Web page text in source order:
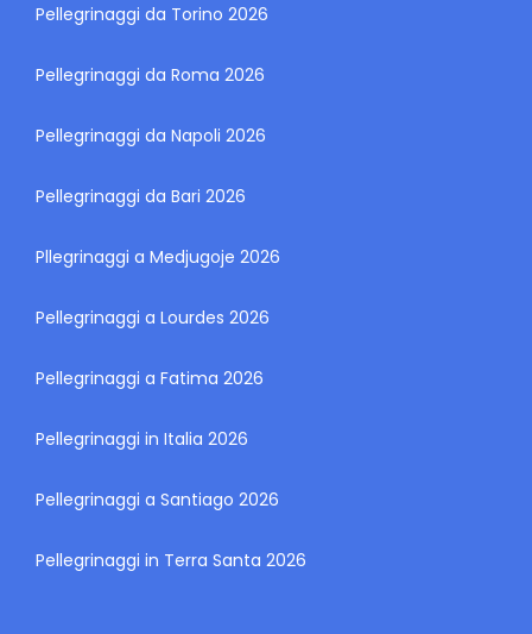
Pellegrinaggi da Torino 2026
Pellegrinaggi da Roma 2026
Pellegrinaggi da Napoli 2026
Pellegrinaggi da Bari 2026
Pllegrinaggi a Medjugoje 2026
Pellegrinaggi a Lourdes 2026
Pellegrinaggi a Fatima 2026
Pellegrinaggi in Italia 2026
Pellegrinaggi a Santiago 2026
Pellegrinaggi in Terra Santa 2026